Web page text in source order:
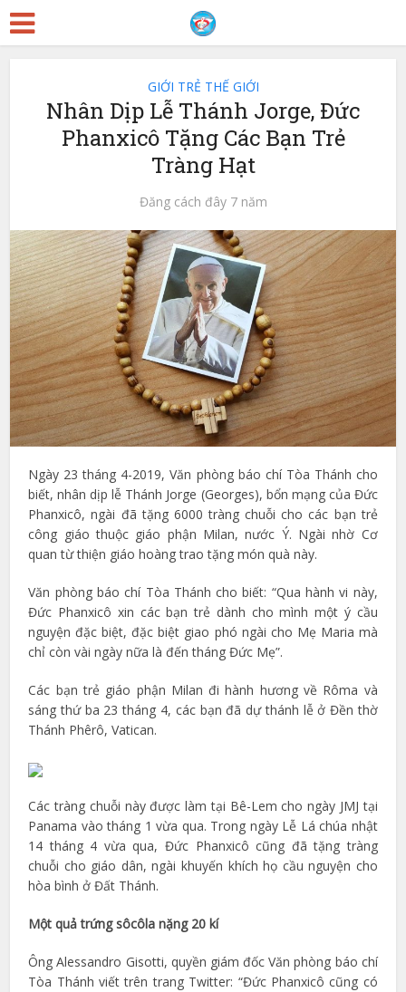
GIỚI TRẺ THẾ GIỚI
Nhân Dịp Lễ Thánh Jorge, Đức
Phanxicô Tặng Các Bạn Trẻ
Tràng Hạt
Đăng cách đây 7 năm
Ngày 23 tháng 4-2019, Văn phòng báo chí Tòa Thánh cho
biết, nhân dịp lễ Thánh Jorge (Georges), bổn mạng của Đức
Phanxicô, ngài đã tặng 6000 tràng chuỗi cho các bạn trẻ
công giáo thuộc giáo phận Milan, nước Ý. Ngài nhờ Cơ
quan từ thiện giáo hoàng trao tặng món quà này.
Văn phòng báo chí Tòa Thánh cho biết: “Qua hành vi này,
Đức Phanxicô xin các bạn trẻ dành cho mình một ý cầu
nguyện đặc biệt, đặc biệt giao phó ngài cho Mẹ Maria mà
chỉ còn vài ngày nữa là đến tháng Đức Mẹ”.
Các bạn trẻ giáo phận Milan đi hành hương về Rôma và
sáng thứ ba 23 tháng 4, các bạn đã dự thánh lễ ở Đền thờ
Thánh Phêrô, Vatican.
Các tràng chuỗi này được làm tại Bê-Lem cho ngày JMJ tại
Panama vào tháng 1 vừa qua. Trong ngày Lễ Lá chúa nhật
14 tháng 4 vừa qua, Đức Phanxicô cũng đã tặng tràng
chuỗi cho giáo dân, ngài khuyến khích họ cầu nguyện cho
hòa bình ở Đất Thánh.
Một quả trứng sôcôla nặng 20 kí
Ông Alessandro Gisotti, quyền giám đốc Văn phòng báo chí
Tòa Thánh viết trên trang Twitter: “Đức Phanxicô cũng có